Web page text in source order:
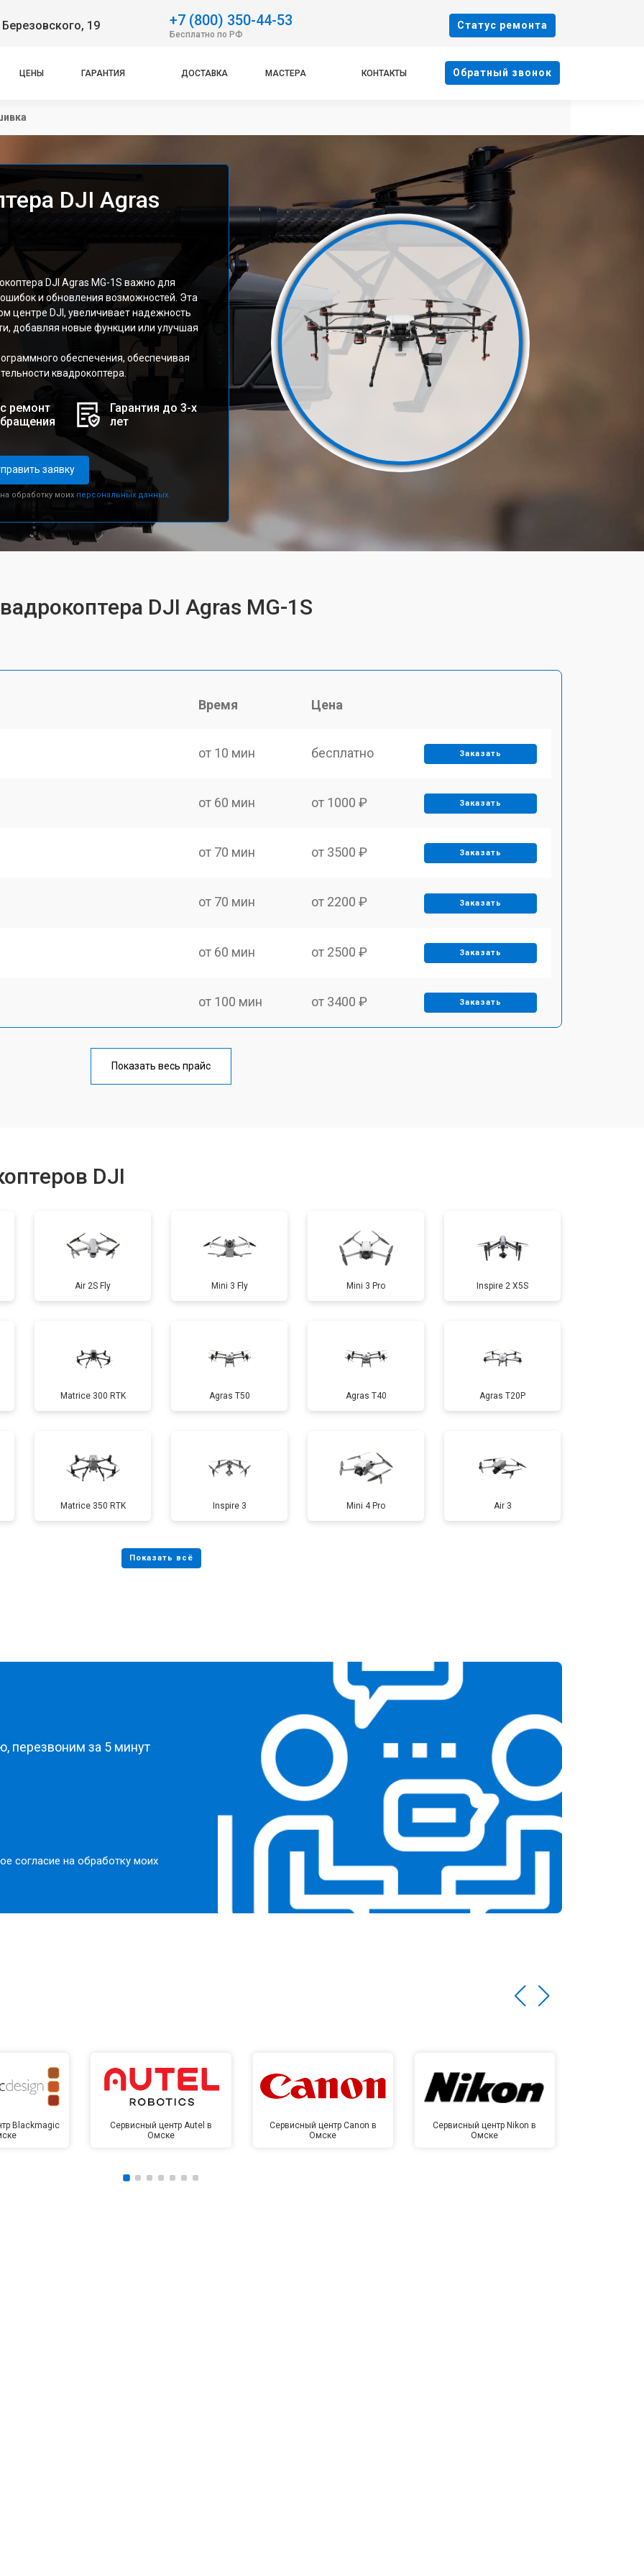
19 +7 (800) 350-44-53
Бесплатно по РФ
Cтатус ремонта
ЦЕНЫ ГАРАНТИЯ ДОСТАВКА МАСТЕРА КОНТАКТЫ Oбратный звонок
DJI Agras
DJI Agras MG-1S важно для
и обновления возможностей. Эта
центре DJI, увеличивает надежность
добавляя новые функции или улучшая
обеспечения, обеспечивая
квадрокоптера.
ремонт
Гарантия до 3-х
лет
заявку
обработку моих персональных данных.
DJI Agras MG-1S
Время Цена
от 10 мин бесплатно Заказать
от 60 мин от 1000 ₽ Заказать
от 70 мин от 3500 ₽ Заказать
от 70 мин от 2200 ₽ Заказать
от 60 мин от 2500 ₽ Заказать
от 100 мин от 3400 ₽ Заказать
от 60 мин
от 50 мин от 1500 ₽ Заказать
от 60 мин от 1600 ₽ Заказать
от 40 мин от 1000 ₽ Заказать
от 60 мин от 2800 ₽ Заказать
от 3600 ₽
Показать весь прайс
DJI
Air 2S Fly Mini 3 Fly Mini 3 Pro Inspire 2 X5S
Matrice 300 RTK Agras T50 Agras T40 Agras T20P
Matrice 350 RTK Inspire 3 Mini 4 Pro Air 3
перезвоним за 5 минут
согласие на обработку моих
Blackmagic
Сервисный центр Autel в
Омске
Сервисный центр Canon в
Омске
Сервисный центр Nikon в
Омске